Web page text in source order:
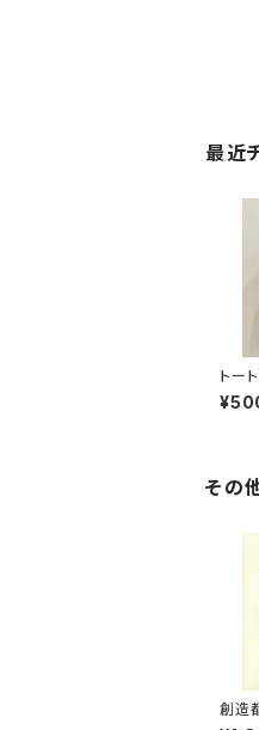
最近
トー
「
DS 」
その
創造